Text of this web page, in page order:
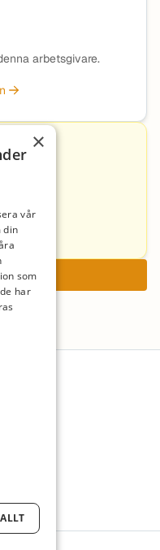
arbetsgivare.
×
vår
din
som
har